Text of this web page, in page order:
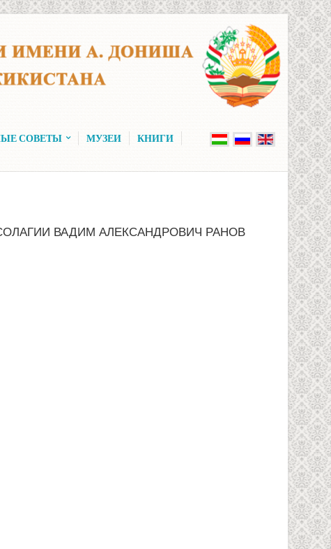
СОВЕТЫ МУЗЕИ КНИГИ
ВАДИМ АЛЕКСАНДРОВИЧ РАНОВ